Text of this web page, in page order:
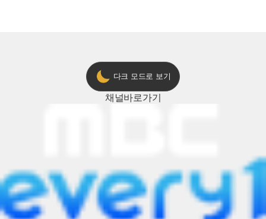
다크 모드로 보기
채널바로가기